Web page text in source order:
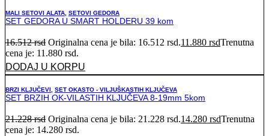
MALI SETOVI ALATA SETOVI GEDORA
SET GEDORA U SMART HOLDERU 39 kom
16.512rsd Originalna cena je bila: 16.512 rsd.11.880 rsdTrenutna
cena je: 11.880 rsd.
DODAJ U KORPU
BRZI KLJUČEVI SET OKASTO - VILJUŠKASTIH KLJUČEVA
SET BRZIH OK-VILASTIH KLJUČEVA 8-19mm 5kom
21.228rsd Originalna cena je bila: 21.228 rsd.14.280 rsdTrenutna
cena je: 14.280 rsd.